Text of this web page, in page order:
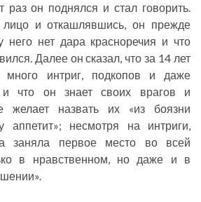
он поднялся и стал говорить.
лицо и откашлявшись, он прежде
него нет дара красноречия и что
Далее он сказал, что за 14 лет
интриг, подкопов и даже
что он знает своих врагов и
желает назвать их «из боязни
аппетит»; несмотря на интриги,
заняла первое место во всей
в нравственном, но даже и в